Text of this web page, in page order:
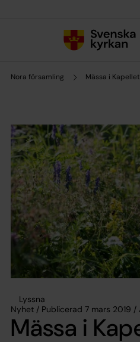
Nora församling Mässa i Kapellet
Lyssna
Nyhet / Publicerad 7 mars 2019 /
Mässa i